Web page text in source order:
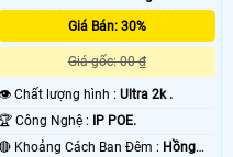
phải có server hổ trợ dữ liệu thì
Giá Bán: 30%
Giá gốc: 00 ₫
👁 Chất lượng hình :Ultra 2k .
🏆 Công Nghệ :
IP POE.
🔴 Khoảng Cách Ban Đêm : Hồng